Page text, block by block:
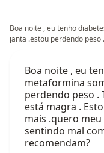
Boa noite , eu tenho
janta .estou perdendo peso
Boa noite , eu
metaformina
perdendo peso .
está magra .
mais .quero
sentindo mal
recomendam?